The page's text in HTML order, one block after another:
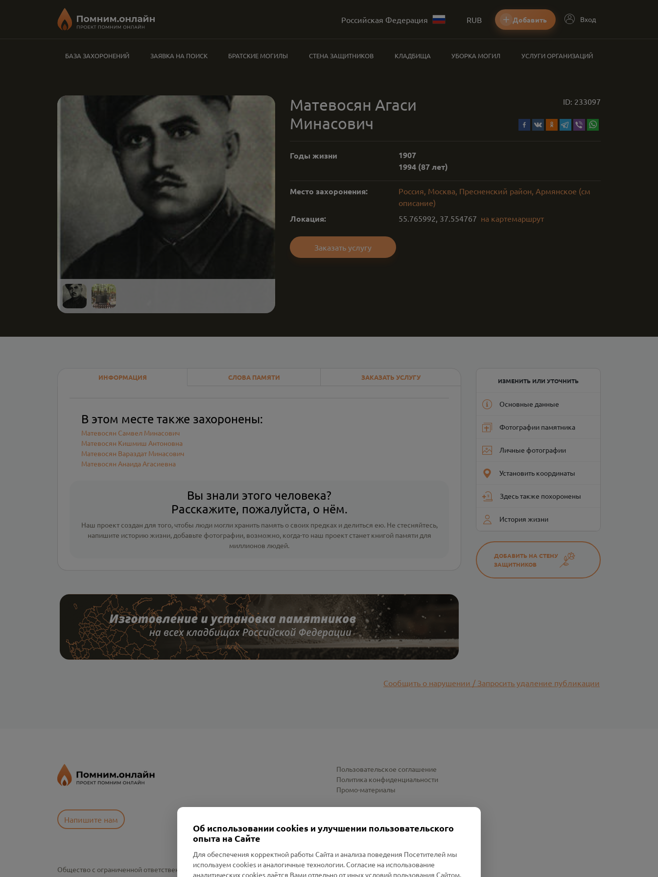
Российская Федерация RUB Добавить Вход
БАЗА ЗАХОРОНЕНИЙ ЗАЯВКА НА ПОИСК БРАТСКИЕ МОГИЛЫ СТЕНА ЗАЩИТНИКОВ КЛАДБИЩА УБОРКА МОГИЛ УСЛУГИ ОРГАНИЗАЦИЙ
Матевосян Агаси
Минасович
ID: 233097
Годы жизни
1907
1994 (87 лет)
Место захоронения:
Россия, Москва, Пресненский район, Армянское (см
описание)
Локация: 55.765992, 37.554767 на картемаршрут
Заказать услугу
ИНФОРМАЦИЯ СЛОВА ПАМЯТИ ЗАКАЗАТЬ УСЛУГУ
В этом месте также захоронены:
Матевосян Самвел Минасович
Матевосян Кишмиш Антоновна
Матевосян Вараздат Минасович
Матевосян Анаида Агасиевна
Вы знали этого человека?
Расскажите, пожалуйста, о нём.
Наш проект создан для того, чтобы люди могли хранить память о своих предках и делиться ею. Не стесняйтесь,
напишите историю жизни, добавьте фотографии, возможно, когда-то наш проект станет книгой памяти для
миллионов людей.
ИЗМЕНИТЬ ИЛИ УТОЧНИТЬ
Основные данные
Фотографии памятника
Личные фотографии
Установить координаты
Здесь также похоронены
История жизни
ДОБАВИТЬ НА СТЕНУ
ЗАЩИТНИКОВ
Сообщить о нарушении / Запросить удаление публикации
Напишите нам
Пользовательское соглашение
Политика конфиденциальности
Промо-материалы
Общество с ограниченной ответственностью «Смоленский Проект Помним»
Об использовании cookies и улучшении пользовательского
опыта на Сайте
Для обеспечения корректной работы Сайта и анализа поведения Посетителей мы
используем cookies и аналогичные технологии. Согласие на использование
аналитических cookies даётся Вами отдельно от иных условий пользования Сайтом.